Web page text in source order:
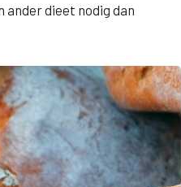
ander dieet nodig dan